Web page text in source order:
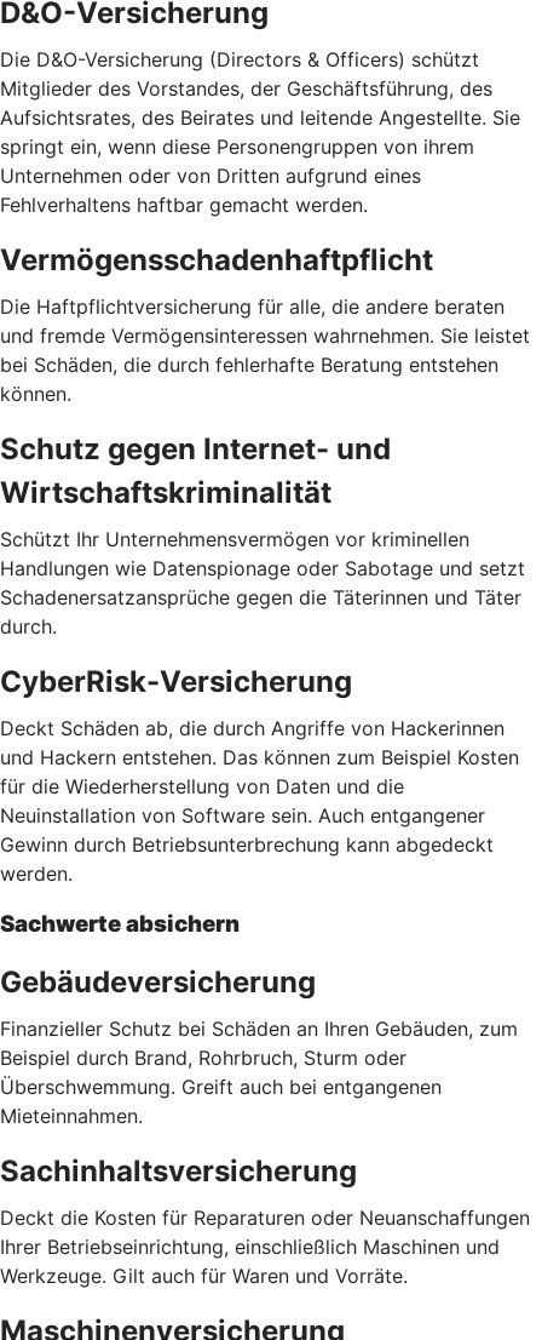
D&O-Versicherung
Die D&O-Versicherung (Directors & Officers) schützt
Mitglieder des Vorstandes, der Geschäftsführung, des
Aufsichtsrates, des Beirates und leitende Angestellte. Sie
springt ein, wenn diese Personengruppen von ihrem
Unternehmen oder von Dritten aufgrund eines
Fehlverhaltens haftbar gemacht werden.
Vermögensschadenhaftpflicht
Die Haftpflichtversicherung für alle, die andere beraten
und fremde Vermögensinteressen wahrnehmen. Sie leistet
bei Schäden, die durch fehlerhafte Beratung entstehen
können.
Schutz gegen Internet- und
Wirtschaftskriminalität
Schützt Ihr Unternehmensvermögen vor kriminellen
Handlungen wie Datenspionage oder Sabotage und setzt
Schadenersatzansprüche gegen die Täterinnen und Täter
durch.
CyberRisk-Versicherung
Deckt Schäden ab, die durch Angriffe von Hackerinnen
und Hackern entstehen. Das können zum Beispiel Kosten
für die Wiederherstellung von Daten und die
Neuinstallation von Software sein. Auch entgangener
Gewinn durch Betriebsunterbrechung kann abgedeckt
werden.
Sachwerte absichern
Gebäudeversicherung
Finanzieller Schutz bei Schäden an Ihren Gebäuden, zum
Beispiel durch Brand, Rohrbruch, Sturm oder
Überschwemmung. Greift auch bei entgangenen
Mieteinnahmen.
Sachinhaltsversicherung
Deckt die Kosten für Reparaturen oder Neuanschaffungen
Ihrer Betriebseinrichtung, einschließlich Maschinen und
Werkzeuge. Gilt auch für Waren und Vorräte.
Maschinenversicherung